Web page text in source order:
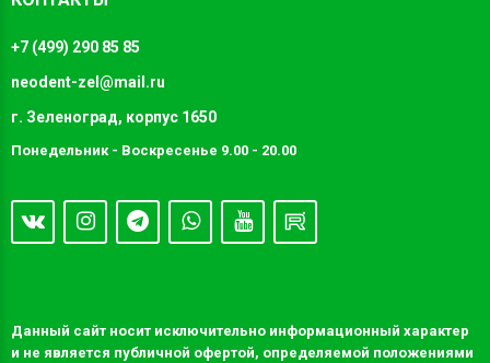
+7 (499) 290 85 85
neodent-zel@mail.ru
г. Зеленоград, корпус 1650
Понедельник - Воскресенье 9.00 - 20.00
Данный сайт носит исключительно информационный характер
и не является публичной офертой, определяемой положениями